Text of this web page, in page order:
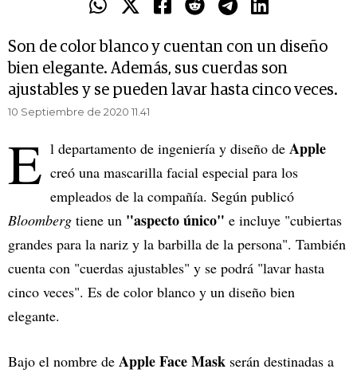
Son de color blanco y cuentan con un diseño
bien elegante. Además, sus cuerdas son
ajustables y se pueden lavar hasta cinco veces.
10 Septiembre de 2020 11.41
E l departamento de ingeniería y diseño de Apple
creó una mascarilla facial especial para los
empleados de la compañía. Según publicó
Bloomberg tiene un "aspecto único" e incluye "cubiertas
grandes para la nariz y la barbilla de la persona". También
cuenta con "cuerdas ajustables" y se podrá "lavar hasta
cinco veces". Es de color blanco y un diseño bien
elegante.
Bajo el nombre de Apple Face Mask serán destinadas a